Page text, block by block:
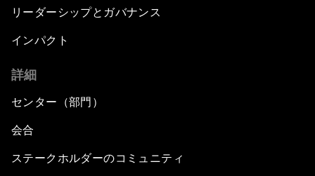
リーダーシップとガバナンス
インパクト
詳細
センター（部門）
会合
ステークホルダーのコミュニティ